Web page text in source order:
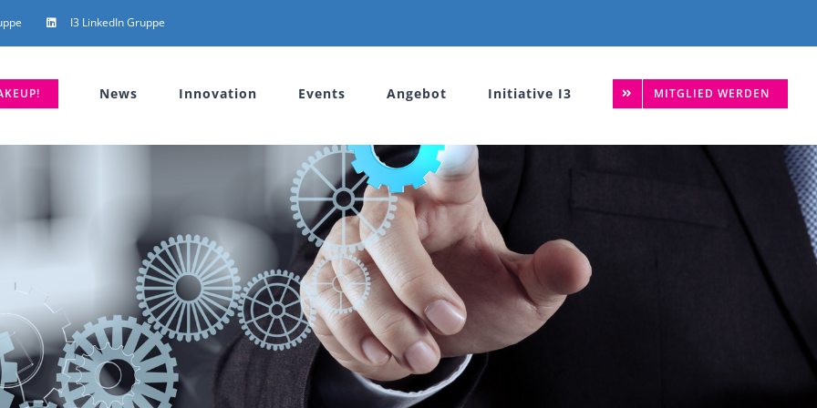
I3 LinkedIn Gruppe
News Innovation Events Angebot Initiative I3 MITGLIED WERDEN